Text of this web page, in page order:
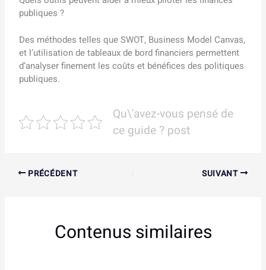
publiques ?
Des méthodes telles que SWOT, Business Model Canvas,
et l’utilisation de tableaux de bord financiers permettent
d’analyser finement les coûts et bénéfices des politiques
publiques.
Qu\'avez-vous pensé de
ce guide ? post
PRÉCÉDENT SUIVANT
Contenus similaires